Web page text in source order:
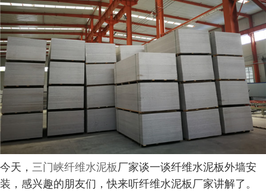
今天， 三门峡纤维水泥板厂家谈一谈纤维水泥板外墙安
装，感兴趣的朋友们，快来听纤维水泥板厂家讲解了。